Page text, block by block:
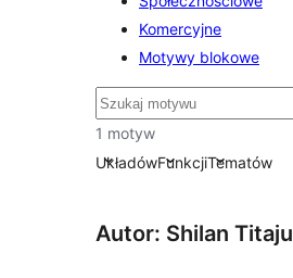
Komercyjne
Motywy blokowe
Szukaj
1 motyw
UkładówFunkcjiTematów
Autor: Shilan Titaju